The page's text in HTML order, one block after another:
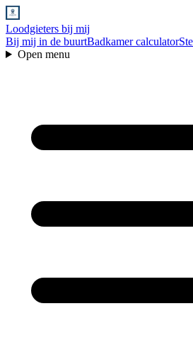
Loodgieters bij mij
Bij mij in de buurtBadkamer calculator
Open menu